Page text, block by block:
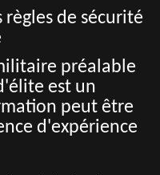
règles de sécurité
préalable
est un
peut être
d'expérience